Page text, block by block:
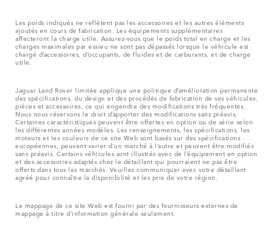
Les poids indiqués ne reflètent pas les accessoires et les autres éléments
ajoutés en cours de fabrication. Les équipements supplémentaires
affecteront la charge utile. Assurez-vous que le poids total en charge et les
charges maximales par essieu ne sont pas dépassés lorsque le véhicule est
chargé d’accessoires, d’occupants, de fluides et de carburants, et de charge
utile.
Jaguar Land Rover limitée applique une politique d’amélioration permanente
des spécifications, du design et des procédés de fabrication de ses véhicules,
pièces et accessoires, ce qui engendre des modifications très fréquentes.
Nous nous réservons le droit d’apporter des modifications sans préavis.
Certaines caractéristiques peuvent être offertes en option ou de série selon
les différentes années modèles. Les renseignements, les spécifications, les
moteurs et les couleurs de ce site Web sont basés sur des spécifications
européennes, peuvent varier d’un marché à l’autre et peuvent être modifiés
sans préavis. Certains véhicules sont illustrés avec de l’équipement en option
et des accessoires adaptés chez le détaillant qui pourraient ne pas être
offerts dans tous les marchés. Veuillez communiquer avec votre détaillant
agréé pour connaître la disponibilité et les prix de votre région.
Le mappage de ce site Web est fourni par des fournisseurs externes de
mappage à titre d’information générale seulement.